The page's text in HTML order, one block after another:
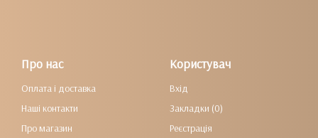
Про нас
Оплата і доставка
Наші контакти
Про магазин
Користувач
Вхід
Закладки (0)
Реєстрація